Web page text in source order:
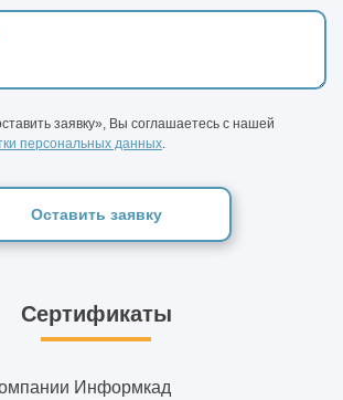
заявку», Вы соглашаетесь с нашей
персональных данных
Оставить заявку
Сертификаты